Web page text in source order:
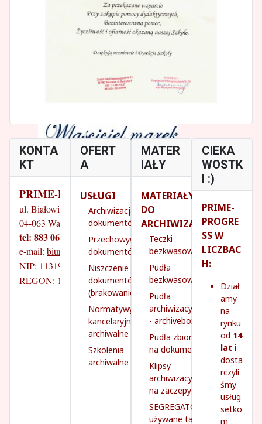
KONTA
KT
PRIME-PROGRESS
ul. Białowieska 14/18
04-063 Warszawa
tel: 883 066 070
e-mail: biuro@prime-progress.pl
NIP: 1131931260
REGON: 142745141
OFERT
A
USŁUGI
Archiwizacja
dokumentów
Przechowywanie
dokumentów
Niszczenie
dokumentów
(brakowanie)
Normatywy
kancelaryjno-
archiwalne
Szkolenia
archiwalne
MATER
IAŁY
MATERIAŁY
DO
ARCHIWIZACJI
Teczki
bezkwasowe
Pudła
bezkwasowe
Pudła
archiwizacyjne
- archivebox
Pudła zbiorcze
na dokumenty
Klipsy
archiwizacyjne
na zaczepy
SEGREGATORY
używane tanio,
CIEKA
WOSTK
I :)
PRIME-
PROGRE
SS W
LICZBAC
H:
Dział
amy
na
rynku
od 14
lat i
dosta
rczyli
śmy
usług
setko
m